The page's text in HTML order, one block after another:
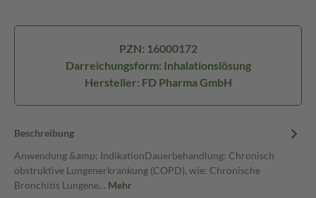
PZN: 16000172
Darreichungsform: Inhalationslösung
Hersteller: FD Pharma GmbH
Beschreibung
Anwendung &amp; IndikationDauerbehandlung: Chronisch
obstruktive Lungenerkrankung (COPD), wie: Chronische
Bronchitis Lungene… Mehr